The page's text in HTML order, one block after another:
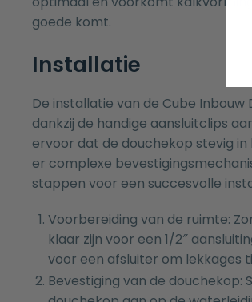
goede komt.
Installatie
De installatie van de Cube
dankzij de handige aansluitclips
ervoor dat de douchekop stevig
er complexe
stappen voor een succesvolle
Voorbereiding van de ruimte:
klaar zijn voor een 1/2″
voor een afsluiter om lekkages
Bevestiging van de douchekop: